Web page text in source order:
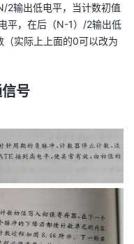
2输出低电平，当计数初值
平，在后（N-1）/2输出低
实际上上面的0可以改为
号